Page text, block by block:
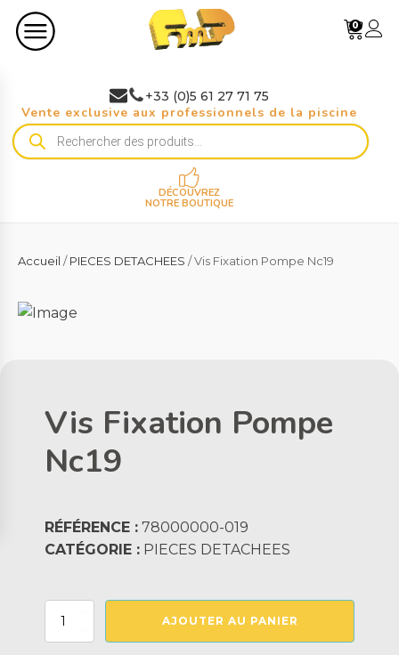
0
+33 (0)5 61 27 71 75
Vente exclusive aux professionnels de la piscine
Recherche
de
DÉCOUVREZ
NOTRE BOUTIQUE
Accueil /PIECES DETACHEES / Vis Fixation Pompe Nc19
Vis Fixation Pompe
Nc19
RÉFÉRENCE : 78000000-019
CATÉGORIE : PIECES DETACHEES
quantité
AJOUTER AU PANIER